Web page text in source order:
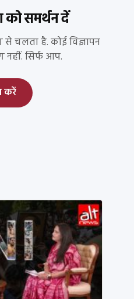
समर्थन दें
चलता है. कोई विज्ञापन
नहीं. सिर्फ आप.
करें